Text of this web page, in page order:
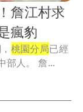
詹江村求
瘋豹
桃園分局已經
作完筆錄，對方是一名鄭姓、47年次的中部人。 詹...